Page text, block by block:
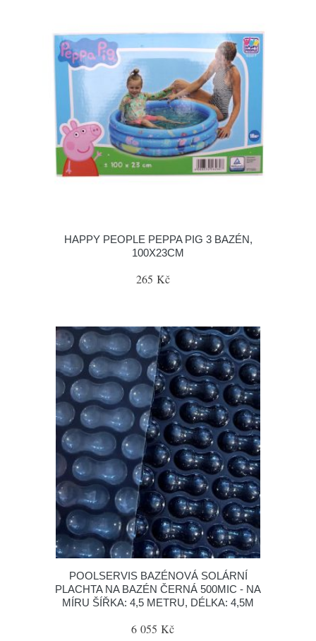
HAPPY PEOPLE PEPPA PIG 3 BAZÉN,
100X23CM
265 Kč
POOLSERVIS BAZÉNOVÁ SOLÁRNÍ
PLACHTA NA BAZÉN ČERNÁ 500MIC - NA
MÍRU ŠÍŘKA: 4,5 METRU, DÉLKA: 4,5M
6 055 Kč